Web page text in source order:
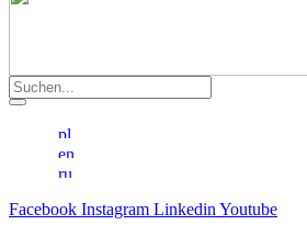
Facebook Instagram Linkedin Youtube